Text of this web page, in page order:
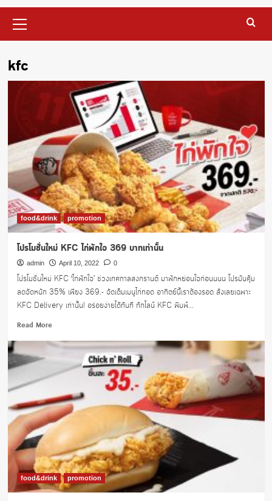
Menu
kfc
food&drink promotion
โปรโมชั่นใหม่ KFC ไก่พักใจ 369 บาทเท่านั้น
admin April 10, 2022 0
โปรโมชั่นใหม่ KFC ‘ไก่พักใจ’ ช่วงเทศกาลสงกรานต์ มาพักหย่อนใจก่อนนนน โปรมันคุ้ม
ลดจัดหนัก 35% เพียง 369.- จัดเต็มเมนูไก่ทอด อาทิตย์นี้เราต้องรอด สั่งเลยเฉพาะ
KFC Delivery เท่านั้น! อร่อยง่ายได้ทันที ทักไลน์ KFC พิมพ์...
Read MoreRead
about
KFC
ไก่
พัก
369
บาท
เท่านั้น
food&drink promotion